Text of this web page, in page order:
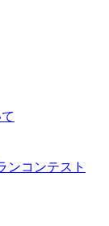
ンコンテスト